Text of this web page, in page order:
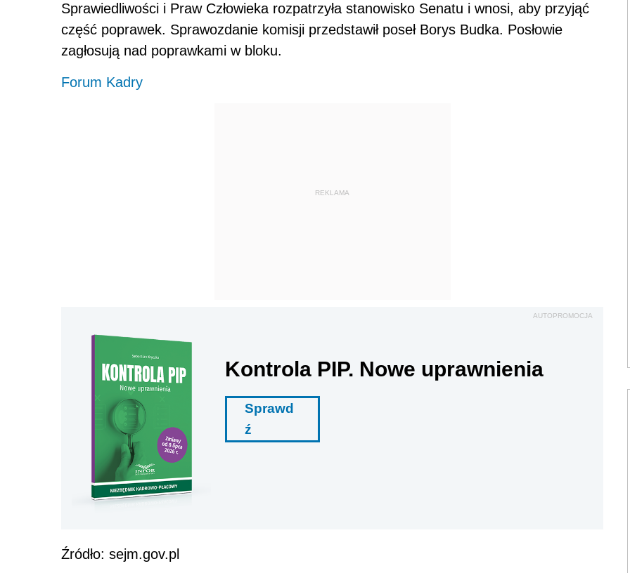
Sprawiedliwości i Praw Człowieka rozpatrzyła stanowisko Senatu i wnosi, aby przyjąć
część poprawek. Sprawozdanie komisji przedstawił poseł Borys Budka. Posłowie
zagłosują nad poprawkami w bloku.
Forum Kadry
REKLAMA
AUTOPROMOCJA
Kontrola PIP. Nowe uprawnienia
Sprawd
ź
Źródło: sejm.gov.pl